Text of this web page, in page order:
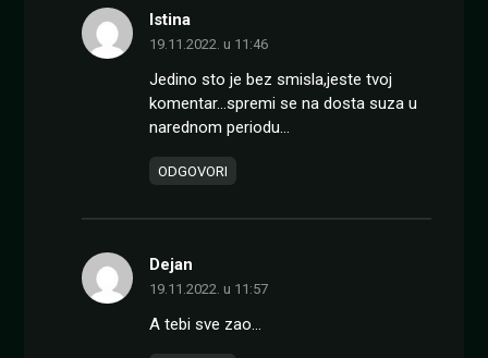
Istina
19.11.2022. u 11:46
Jedino sto je bez smisla,jeste tvoj
komentar…spremi se na dosta suza u
narednom periodu…
ODGOVORI
Dejan
19.11.2022. u 11:57
A tebi sve zao…